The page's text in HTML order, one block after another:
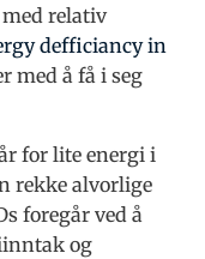
relativ
defficiancy in
med å få i seg
for lite energi i
rekke alvorlige
foregår ved å
og